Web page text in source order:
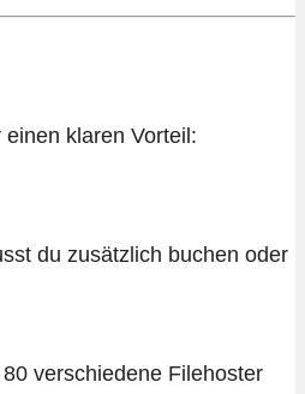
klaren Vorteil:
du zusätzlich buchen oder
verschiedene Filehoster